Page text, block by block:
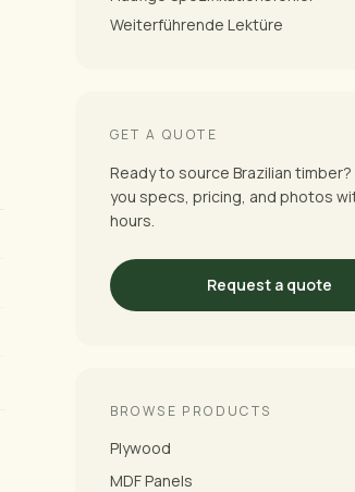
Weiterführende Lektüre
GET A QUOTE
Ready to source Brazilian timber?
you specs, pricing, and photos
hours.
Request a quote
BROWSE PRODUCTS
Plywood
MDF Panels